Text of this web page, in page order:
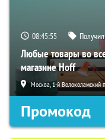
08:45:54
Любые товары во
магазине Hoff
Москва, 1-й Волоколамский
Промокод